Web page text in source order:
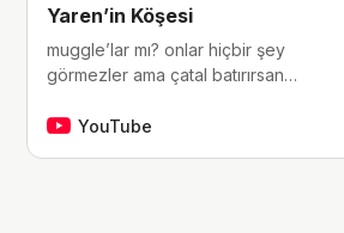
Yaren’in Köşesi
muggle’lar mı? onlar hiçbir şey
görmezler ama çatal batırırsan
çocukluğumdan beri tutkunu olduğum
YouTube